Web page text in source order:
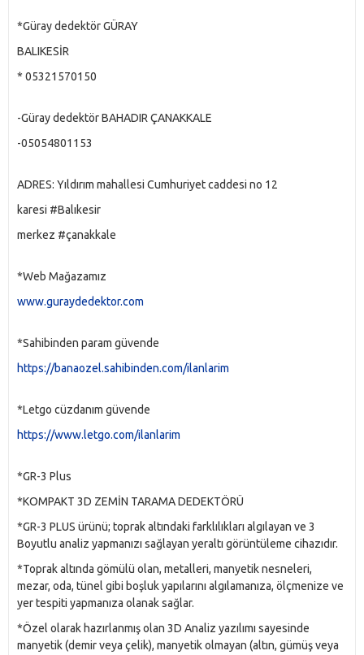
*Güray dedektör GÜRAY
BALIKESİR
* 05321570150
-Güray dedektör BAHADIR ÇANAKKALE
-05054801153
ADRES: Yıldırım mahallesi Cumhuriyet caddesi no 12
karesi #Balıkesir
merkez #çanakkale
*Web Mağazamız
www.guraydedektor.com
*Sahibinden param güvende
https://banaozel.sahibinden.com/ilanlarim
*Letgo cüzdanım güvende
https://www.letgo.com/ilanlarim
*GR-3 Plus
*KOMPAKT 3D ZEMİN TARAMA DEDEKTÖRÜ
*GR-3 PLUS ürünü; toprak altındaki farklılıkları algılayan ve 3
Boyutlu analiz yapmanızı sağlayan yeraltı görüntüleme cihazıdır.
*Toprak altında gömülü olan, metalleri, manyetik nesneleri,
mezar, oda, tünel gibi boşluk yapılarını algılamanıza, ölçmenize ve
yer tespiti yapmanıza olanak sağlar.
*Özel olarak hazırlanmış olan 3D Analiz yazılımı sayesinde
manyetik (demir veya çelik), manyetik olmayan (altın, gümüş veya